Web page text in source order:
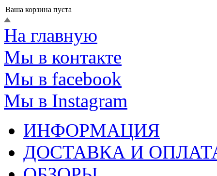
Ваша корзина пуста
На главную
Мы в контакте
Мы в facebook
Мы в Instagram
ИНФОРМАЦИЯ
ДОСТАВКА И